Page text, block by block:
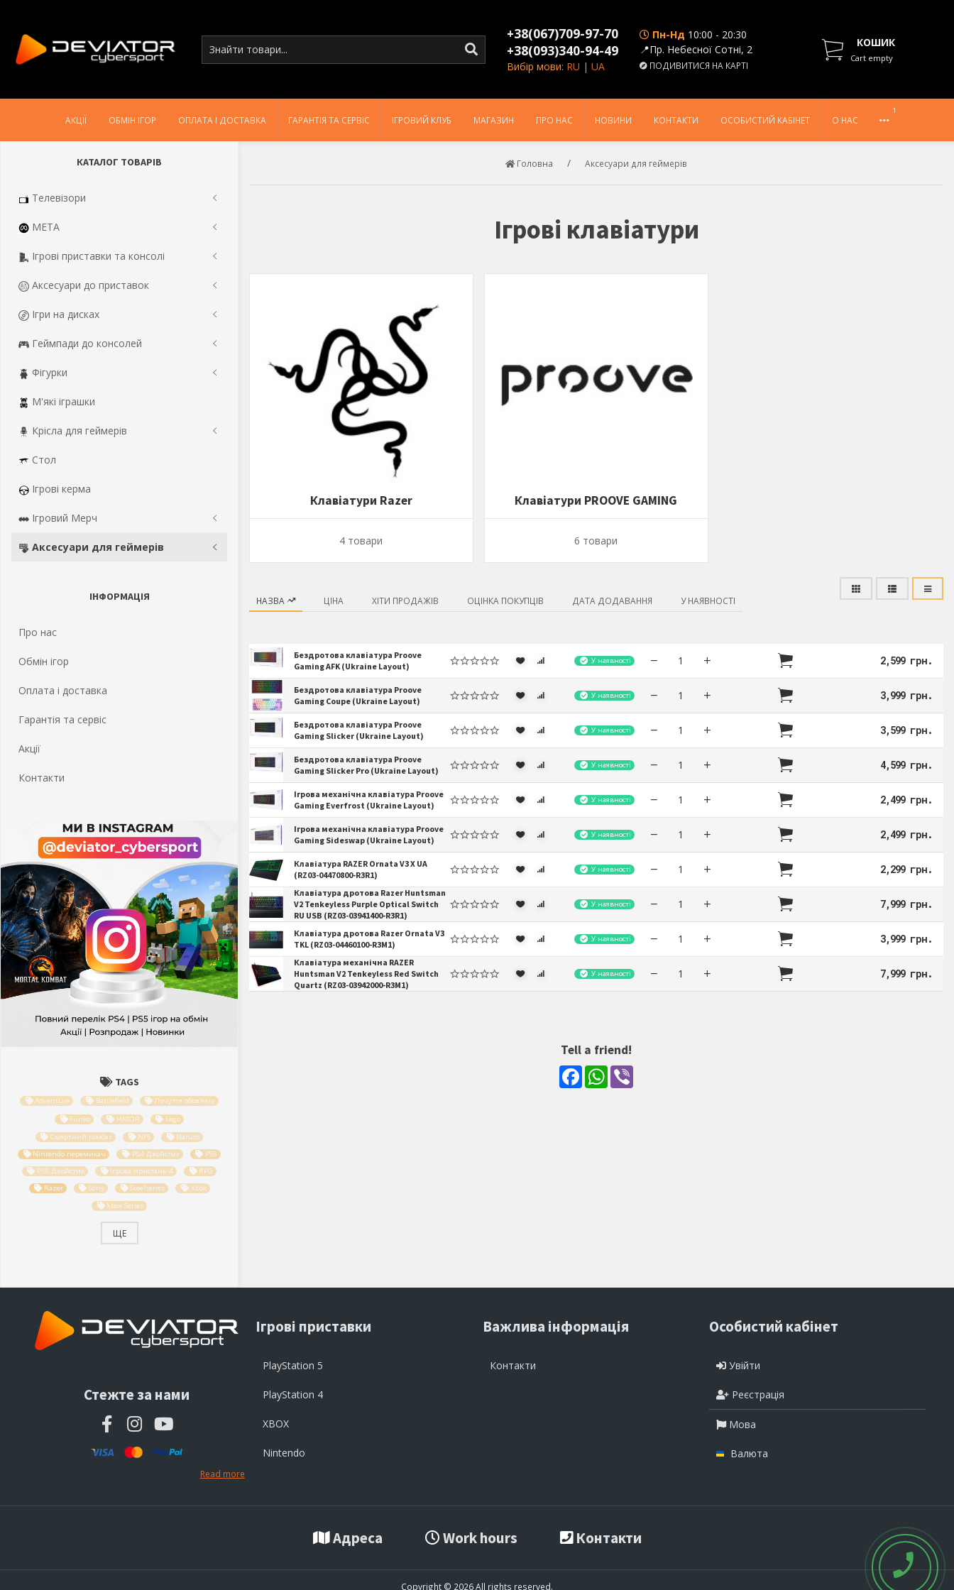
+38(067)709-97-70
+38(093)340-94-49
Вибір мови: RU |UA
Пн-Нд 10:00 - 20:30
📍Пр. Небесної Сотні, 2
ПОДИВИТИСЯ НА КАРТІ
КОШИК
Cart empty
АКЦІЇ ОБМІН ІГОР ОПЛАТА І ДОСТАВКА ГАРАНТІЯ ТА СЕРВІС ІГРОВИЙ КЛУБ МАГАЗИН ПРО НАС НОВИНИ КОНТАКТИ ОСОБИСТИЙ КАБІНЕТ О НАС
1
КАТАЛОГ ТОВАРІВ
Телевізори
META
Ігрові приставки та консолі
Аксесуари до приставок
Ігри на дисках
Геймпади до консолей
Фігурки
М'які іграшки
Крісла для геймерів
Стол
Ігрові керма
Ігровий Мерч
Аксесуари для геймерів
ІНФОРМАЦІЯ
Про нас
Обмін ігор
Оплата і доставка
Гарантія та сервіс
Акції
Контакти
TAGS
Adventure Battlefield
Почуття обов'язку
Funko
HATOR
Lego
Смертний комбат
NFS
Naruto
Nintendo перемикач
PS4 Джойстик
PS5
PS5 Джойстик
Ігрова пристань 4
RPG
Razer
Sony Steelseries
Xbox
Xbox Series
ЩЕ
Головна Аксесуари для геймерів
Ігрові клавіатури
Клавіатури Razer
4 товари
Клавіатури PROOVE GAMING
6 товари
НАЗВА ЦІНА ХІТИ ПРОДАЖІВ ОЦІНКА ПОКУПЦІВ ДАТА ДОДАВАННЯ У НАЯВНОСТІ
Бездротова клавіатура Proove
Gaming AFK (Ukraine Layout)
У наявності 2,599 грн.
Бездротова клавіатура Proove
Gaming Coupe (Ukraine Layout)
У наявності 3,999 грн.
Бездротова клавіатура Proove
Gaming Slicker (Ukraine Layout)
У наявності 3,599 грн.
Бездротова клавіатура Proove
Gaming Slicker Pro (Ukraine Layout)
У наявності 4,599 грн.
Ігрова механічна клавіатура Proove
Gaming Everfrost (Ukraine Layout)
У наявності 2,499 грн.
Ігрова механічна клавіатура Proove
Gaming Sideswap (Ukraine Layout)
У наявності 2,499 грн.
Клавіатура RAZER Ornata V3 X UA
(RZ03-04470800-R3R1)
У наявності 2,299 грн.
Клавіатура дротова Razer Huntsman
V2 Tenkeyless Purple Optical Switch
RU USB (RZ03-03941400-R3R1)
У наявності 7,999 грн.
Клавіатура дротова Razer Ornata V3
TKL (RZ03-04460100-R3M1)
У наявності 3,999 грн.
Клавіатура механічна RAZER
Huntsman V2 Tenkeyless Red Switch
Quartz (RZ03-03942000-R3M1)
У наявності 7,999 грн.
Tell a friend!
FacebookWhatsApp
Стежте за нами
Read more
Ігрові приставки
PlayStation 5
PlayStation 4
XBOX
Nintendo
Важлива інформація
Контакти
Особистий кабінет
Увійти
Реєстрація
Мова
Валюта
Адреса Work hours Контакти
Copyright © 2026 All rights reserved.